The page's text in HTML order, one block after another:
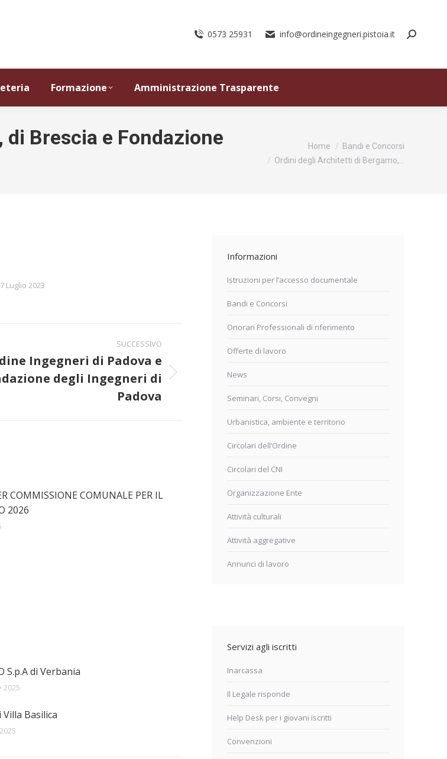
0573 25931 info@ordineingegneri.pistoia.it
Formazione Amministrazione Trasparente
Brescia e Fondazione
Home
Bandi e Concorsi
Ordini degli Architetti di Bergamo,…
Luglio 2023
SUCCESSIVO
Ingegneri di Padova e
degli Ingegneri di
Padova
COMMISSIONE COMUNALE PER IL
2026
S.p.A di Verbania
2025
Basilica
Informazioni
Istruzioni per l’accesso documentale
Bandi e Concorsi
Onorari Professionali di riferimento
Offerte di lavoro
News
Seminari, Corsi, Convegni
Urbanistica, ambiente e territorio
Circolari dell’Ordine
Circolari del CNI
Organizzazione Ente
Attività culturali
Attività aggregative
Annunci di lavoro
Servizi agli iscritti
Inarcassa
Il Legale risponde
Help Desk per i giovani iscritti
Convenzioni